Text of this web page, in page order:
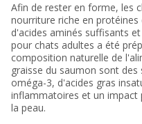
Afin de rester en forme, les
nourriture riche en
d'acides aminés suffisants et
pour chats adultes a été
composition naturelle de
graisse du saumon sont
oméga-3, d'acides gras
inflammatoires et un impact
la peau.